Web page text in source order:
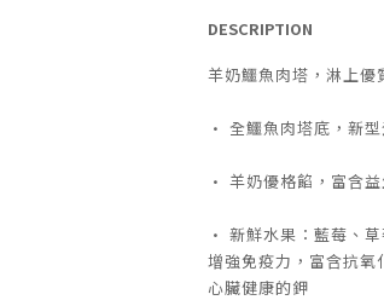
DESCRIPTION
羊奶鱷魚肉塔，淋上優
• 全鱷魚肉塔底，新
• 羊奶優格餡，富含
• 新鮮水果：藍莓、
增強免疫力，富含抗
心臟健康的鉀